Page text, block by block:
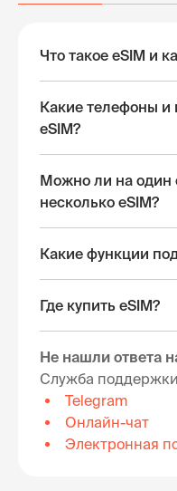
Что такое eSIM и
Какие телефоны и
eSIM?
Можно ли на один
несколько eSIM?
Какие функции
Где купить eSIM?
Не нашли ответа
Служба
Telegram
Онлайн-чат
Электронная